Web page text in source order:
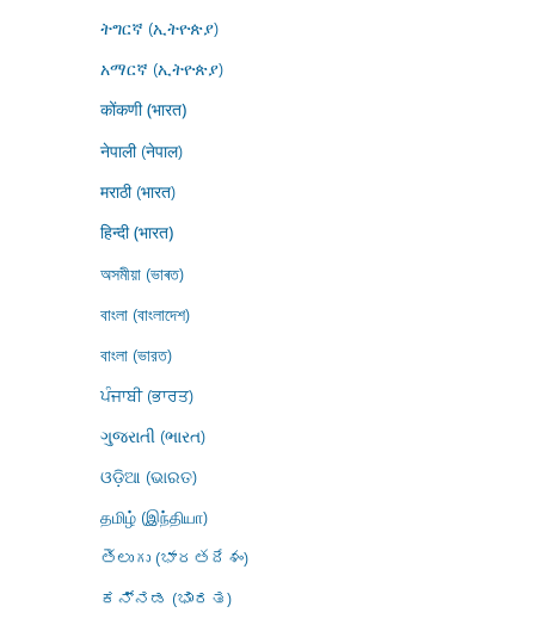
ትግርኛ (ኢትዮጵያ)
አማርኛ (ኢትዮጵያ)
कोंकणी (भारत)
नेपाली (नेपाल)
मराठी (भारत)
हिन्दी (भारत)
অসমীয়া (ভাৰত)
বাংলা (বাংলাদেশ)
বাংলা (ভারত)
ਪੰਜਾਬੀ (ਭਾਰਤ)
ગુજરાતી (ભારત)
ଓଡ଼ିଆ (ଭାରତ)
தமிழ் (இந்தியா)
తెలుగు (భారతదేశం)
ಕನ್ನಡ (ಭಾರತ)